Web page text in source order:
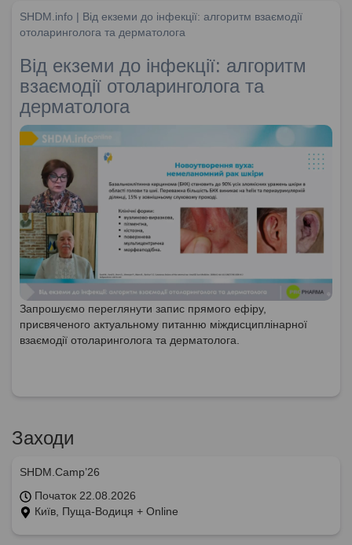
SHDM.info | Від екземи до інфекції: алгоритм взаємодії
отоларинголога та дерматолога
Від екземи до інфекції: алгоритм
взаємодії отоларинголога та
дерматолога
Запрошуємо переглянути запис прямого ефіру,
присвяченого актуальному питанню міждисциплінарної
взаємодії отоларинголога та дерматолога.
Заходи
SHDM.Camp’26
Початок 22.08.2026
Київ, Пуща-Водиця + Online